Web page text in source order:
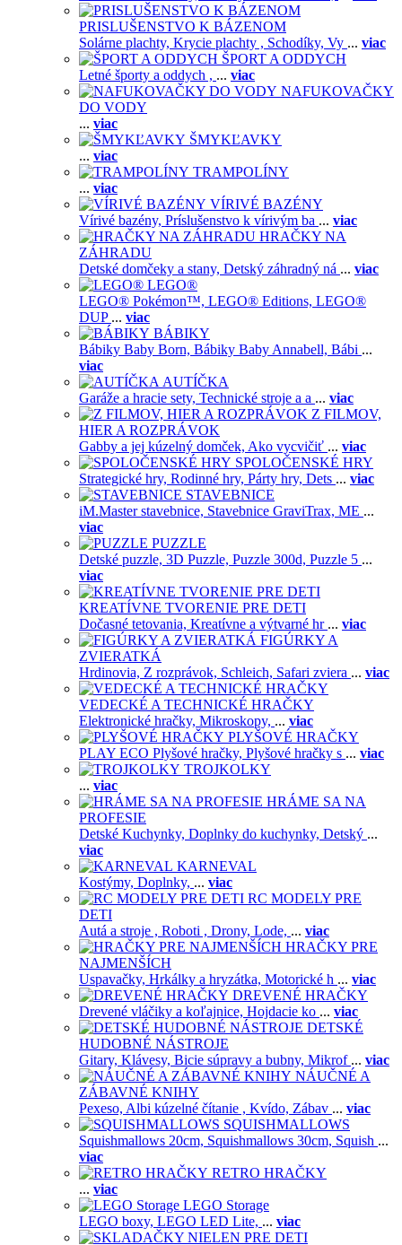
PRISLUŠENSTVO K BÁZENOM
Solárne plachty, Krycie plachty , Schodíky, Vy ... viac
ŠPORT A ODDYCH
Letné športy a oddych , ... viac
NAFUKOVAČKY
DO VODY
... viac
ŠMYKĽAVKY
... viac
TRAMPOLÍNY
... viac
VÍRIVÉ BAZÉNY
Vírivé bazény, Príslušenstvo k vírivým ba ... viac
HRAČKY NA
ZÁHRADU
Detské domčeky a stany, Detský záhradný ná ... viac
LEGO®
LEGO® Pokémon™, LEGO® Editions, LEGO®
DUP ... viac
BÁBIKY
Bábiky Baby Born, Bábiky Baby Annabell, Bábi ...
viac
AUTÍČKA
Garáže a hracie sety, Technické stroje a a ... viac
Z FILMOV,
HIER A ROZPRÁVOK
Gabby a jej kúzelný domček, Ako vycvičiť ... viac
SPOLOČENSKÉ HRY
Strategické hry, Rodinné hry, Párty hry, Dets ... viac
STAVEBNICE
iM.Master stavebnice, Stavebnice GraviTrax, ME ...
viac
PUZZLE
Detské puzzle, 3D Puzzle, Puzzle 300d, Puzzle 5 ...
viac
KREATÍVNE TVORENIE PRE DETI
Dočasné tetovania, Kreatívne a výtvarné hr ... viac
FIGÚRKY A
ZVIERATKÁ
Hrdinovia, Z rozprávok, Schleich, Safari zviera ... viac
VEDECKÉ A TECHNICKÉ HRAČKY
Elektronické hračky, Mikroskopy, ... viac
PLYŠOVÉ HRAČKY
PLAY ECO Plyšové hračky, Plyšové hračky s ... viac
TROJKOLKY
... viac
HRÁME SA NA
PROFESIE
Detské Kuchynky, Doplnky do kuchynky, Detský ...
viac
KARNEVAL
Kostýmy, Doplnky, ... viac
RC MODELY PRE
DETI
Autá a stroje , Roboti , Drony, Lode, ... viac
HRAČKY PRE
NAJMENŠÍCH
Uspavačky, Hrkálky a hryzátka, Motorické h ... viac
DREVENÉ HRAČKY
Drevené vláčiky a koľajnice, Hojdacie ko ... viac
DETSKÉ
HUDOBNÉ NÁSTROJE
Gitary, Klávesy, Bicie súpravy a bubny, Mikrof ... viac
NÁUČNÉ A
ZÁBAVNÉ KNIHY
Pexeso, Albi kúzelné čítanie , Kvído, Zábav ... viac
SQUISHMALLOWS
Squishmallows 20cm, Squishmallows 30cm, Squish ...
viac
RETRO HRAČKY
... viac
LEGO Storage
LEGO boxy, LEGO LED Lite, ... viac